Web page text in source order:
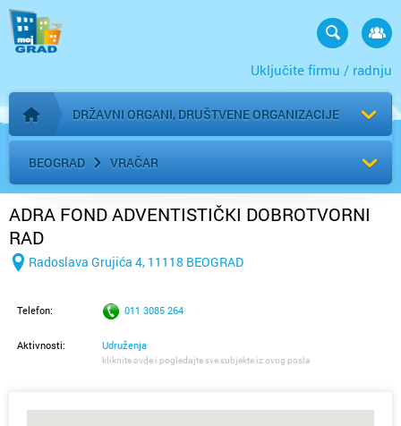
Uključite firmu / radnju
Početna stranica
DRŽAVNI ORGANI, DRUŠTVENE ORGANIZACIJE
BEOGRAD VRAČAR
ADRA FOND ADVENTISTIČKI DOBROTVORNI
RAD
Radoslava Grujića 4, 11118 BEOGRAD
Telefon: 011 3085 264
Aktivnosti: Udruženja
kliknite ovde i pogledajte sve subjekte iz ovog posla